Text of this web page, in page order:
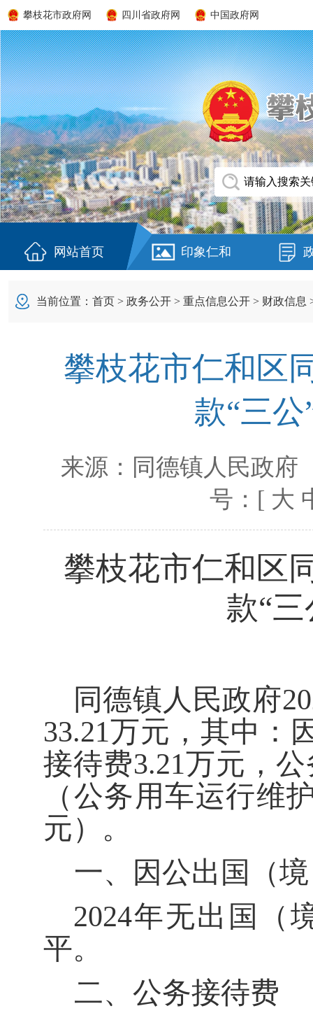
攀枝花市政府网 四川省政府网 中国政府网
网站首页 印象仁和
当前位置： 首页 > 政务公开 > 重点信息公开 > 财政信息
攀枝花市仁和区
款“三
来源： 同德镇人民政府
号：[ 大
攀枝花市仁和区
款“
同德镇人民政府
33.21万元，其中：
接待费3.21万元，
（公务用车运行维
元）。
一、
因公出国（
2024年无出国（
平。
二、公务接待费